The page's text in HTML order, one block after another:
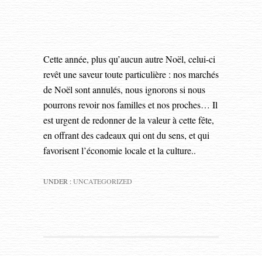
Cette année, plus qu’aucun autre Noël, celui-ci
revêt une saveur toute particulière : nos marchés
de Noël sont annulés, nous ignorons si nous
pourrons revoir nos familles et nos proches… Il
est urgent de redonner de la valeur à cette fête,
en offrant des cadeaux qui ont du sens, et qui
favorisent l’économie locale et la culture..
UNDER :UNCATEGORIZED